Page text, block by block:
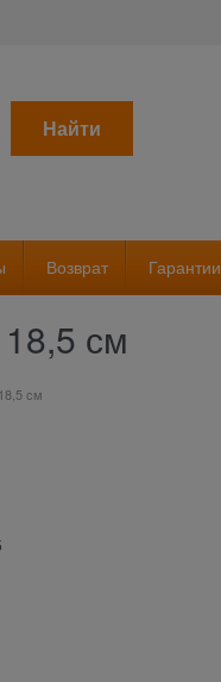
Найти
Возврат Гарантии
см
см